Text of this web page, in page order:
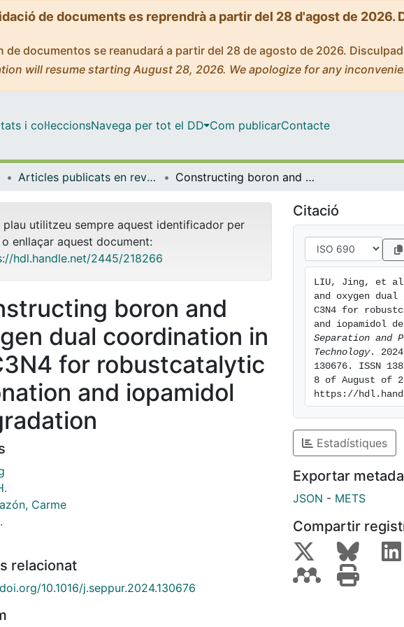
de documents es reprendrà a partir del 28 d'agost de 2026.
documentos se reanudará a partir del 28 de agosto de 2026.
will resume starting August 28, 2026. We apologize for any
i col·leccionsNavega per tot el DD Com publicarContacte
Articles publicats en revistes (Enginyeria Química i Química Analítica) Constructing boron and oxygen dual coordination in g-C3N4 for robustcatalytic ozonation and iopamidol degradation
plau utilitzeu sempre aquest identificador per
enllaçar aquest document:
hdl.handle.net/2445/218266
boron and
dual coordination in
for robustcatalytic
and iopamidol
Carme
relacionat
10.1016/j.seppur.2024.130676
Citació
LIU, Jing, et
and oxygen
C3N4 for
Separation and
Technology.
130676. ISSN
8 of August of
https://
Estadístiques
Exportar
JSON - METS
Compartir